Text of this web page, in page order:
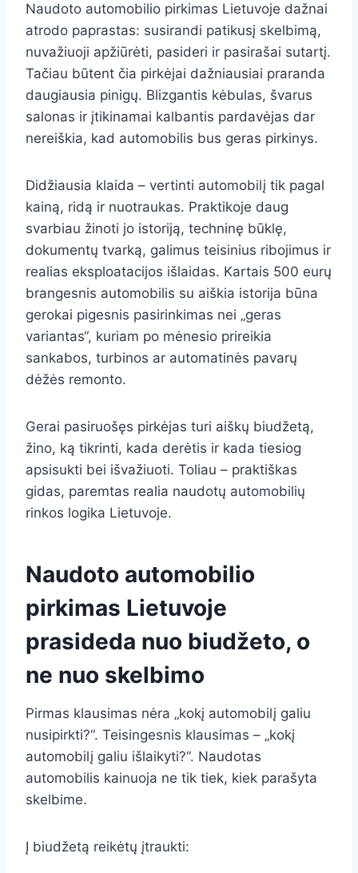
Naudoto automobilio pirkimas Lietuvoje dažnai
atrodo paprastas: susirandi patikusį skelbimą,
nuvažiuoji apžiūrėti, pasideri ir pasirašai sutartį.
Tačiau būtent čia pirkėjai dažniausiai praranda
daugiausia pinigų. Blizgantis kėbulas, švarus
salonas ir įtikinamai kalbantis pardavėjas dar
nereiškia, kad automobilis bus geras pirkinys.
Didžiausia klaida – vertinti automobilį tik pagal
kainą, ridą ir nuotraukas. Praktikoje daug
svarbiau žinoti jo istoriją, techninę būklę,
dokumentų tvarką, galimus teisinius ribojimus ir
realias eksploatacijos išlaidas. Kartais 500 eurų
brangesnis automobilis su aiškia istorija būna
gerokai pigesnis pasirinkimas nei „geras
variantas“, kuriam po mėnesio prireikia
sankabos, turbinos ar automatinės pavarų
dėžės remonto.
Gerai pasiruošęs pirkėjas turi aiškų biudžetą,
žino, ką tikrinti, kada derėtis ir kada tiesiog
apsisukti bei išvažiuoti. Toliau – praktiškas
gidas, paremtas realia naudotų automobilių
rinkos logika Lietuvoje.
Naudoto automobilio
pirkimas Lietuvoje
prasideda nuo biudžeto, o
ne nuo skelbimo
Pirmas klausimas nėra „kokį automobilį galiu
nusipirkti?“. Teisingesnis klausimas – „kokį
automobilį galiu išlaikyti?“. Naudotas
automobilis kainuoja ne tik tiek, kiek parašyta
skelbime.
Į biudžetą reikėtų įtraukti: